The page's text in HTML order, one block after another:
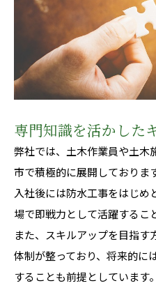
専門知識を活かした
弊社では、土木作業員や土木
市で積極的に展開しておりま
入社後には防水工事をはじめ
場で即戦力として活躍するこ
また、スキルアップを目指す
体制が整っており、将来的に
することも前提としています。